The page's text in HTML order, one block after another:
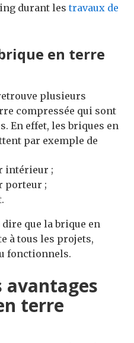
durant les travaux de
en terre
plusieurs
compressée qui sont
En effet, les briques en
par exemple de
;
;
que la brique en
à tous les projets,
fonctionnels.
avantages
terre